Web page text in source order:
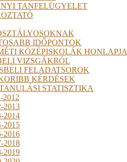
TANFELÜGYELET
IDŐPONTOK
KÖZÉPISKOLÁK
VIZSGÁKRÓL
FELADATSOROK
KÉRDÉSEK
STATISZTIKA
2012
2013
2014
2015
2016
2018
2019